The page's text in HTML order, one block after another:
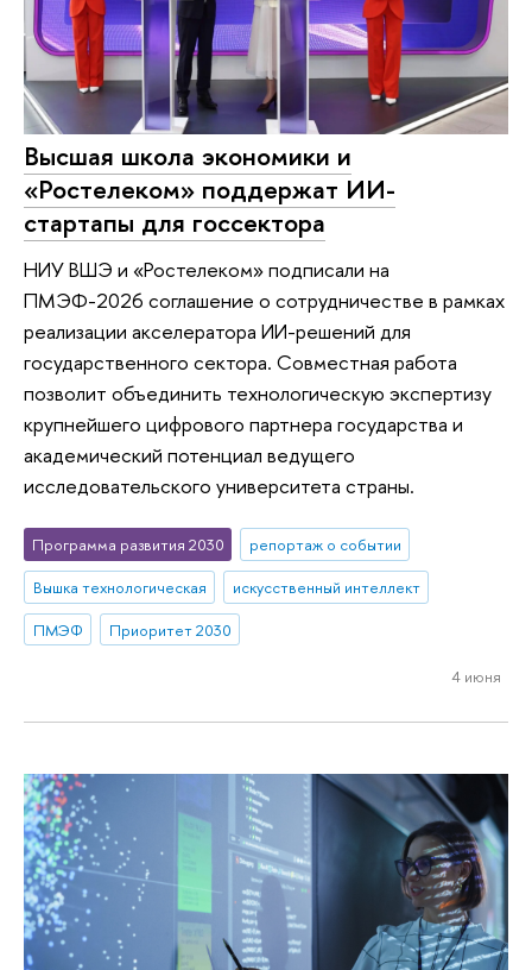
Высшая школа экономики и
«Ростелеком» поддержат ИИ-
стартапы для госсектора
НИУ ВШЭ и «Ростелеком» подписали на
ПМЭФ-2026 соглашение о сотрудничестве в рамках
реализации акселератора ИИ-решений для
государственного сектора. Совместная работа
позволит объединить технологическую экспертизу
крупнейшего цифрового партнера государства и
академический потенциал ведущего
исследовательского университета страны.
Программа развития 2030
репортаж о событии
Вышка технологическая
искусственный интеллект
ПМЭФ
Приоритет 2030
4 июня